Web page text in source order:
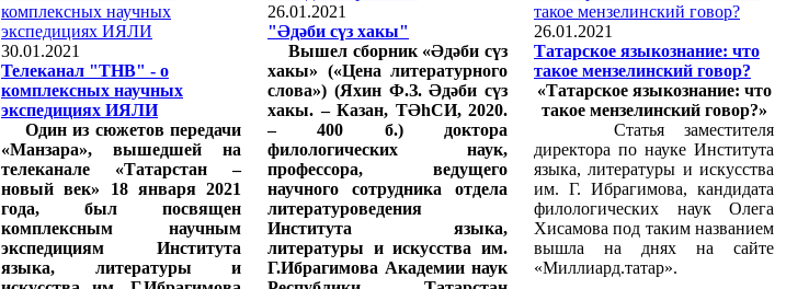
30.01.2021
Телеканал "ТНВ" - о
комплексных научных
экспедициях ИЯЛИ
Один из сюжетов передачи
«Манзара», вышедшей на
телеканале «Татарстан –
новый век» 18 января 2021
года, был посвящен
комплексным научным
экспедициям Института
языка, литературы и
26.01.2021
"Әдәби сүз хакы"
Вышел сборник «Әдәби сүз
хакы» («Цена литературного
слова») (Яхин Ф.З. Әдәби сүз
хакы. – Казан, ТӘһСИ, 2020.
– 400 б.) доктора
филологических наук,
профессора, ведущего
научного сотрудника отдела
литературоведения
Института языка,
литературы и искусства им.
Г.Ибрагимова Академии наук
26.01.2021
Татарское языкознание: что
такое мензелинский говор?
«Татарское языкознание: что
такое мензелинский говор?»
Статья заместителя
директора по науке Института
языка, литературы и искусства
им. Г. Ибрагимова, кандидата
филологических наук Олега
Хисамова под таким названием
вышла на днях на сайте
«Миллиард.татар».